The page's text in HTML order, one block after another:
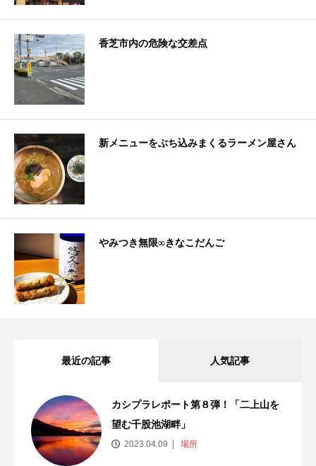
香芝市内の危険な交差点
新メニューをぶち込みまくるラーメン屋さん
やみつき無限∞きなこだんご
最近の記事 人気記事
カシプラレポート第８弾！「二上山を
望む千股池湖畔」
2023.04.09 場所